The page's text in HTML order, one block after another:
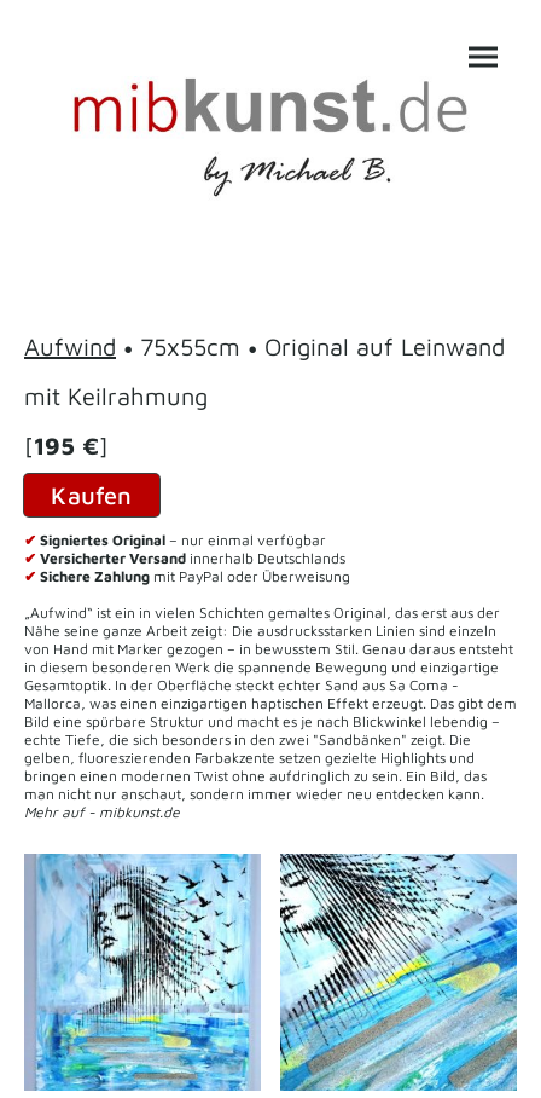
Aufwind • 75x55cm • Original auf Leinwand
mit Keilrahmung
[195 €]
Kaufen
✔ Signiertes Original – nur einmal verfügbar
✔ Versicherter Versand innerhalb Deutschlands
✔ Sichere Zahlung mit PayPal oder Überweisung
„Aufwind“ ist ein in vielen Schichten gemaltes Original, das erst aus der
Nähe seine ganze Arbeit zeigt: Die ausdrucksstarken Linien sind einzeln
von Hand mit Marker gezogen – in bewusstem Stil. Genau daraus entsteht
in diesem besonderen Werk die spannende Bewegung und einzigartige
Gesamtoptik. In der Oberfläche steckt echter Sand aus Sa Coma -
Mallorca, was einen einzigartigen haptischen Effekt erzeugt. Das gibt dem
Bild eine spürbare Struktur und macht es je nach Blickwinkel lebendig –
echte Tiefe, die sich besonders in den zwei "Sandbänken" zeigt. Die
gelben, fluoreszierenden Farbakzente setzen gezielte Highlights und
bringen einen modernen Twist ohne aufdringlich zu sein. Ein Bild, das
man nicht nur anschaut, sondern immer wieder neu entdecken kann.
Mehr auf - mibkunst.de